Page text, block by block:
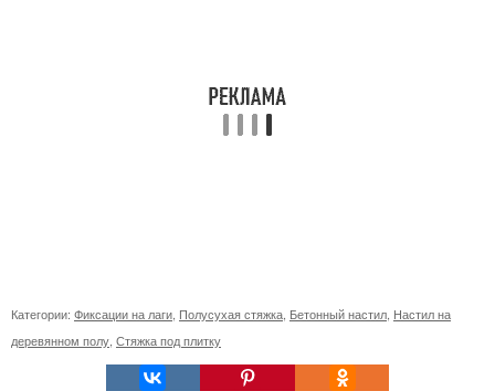
Категории: Фиксации на лаги Полусухая стяжка Бетонный настил Настил на
деревянном полу Стяжка под плитку